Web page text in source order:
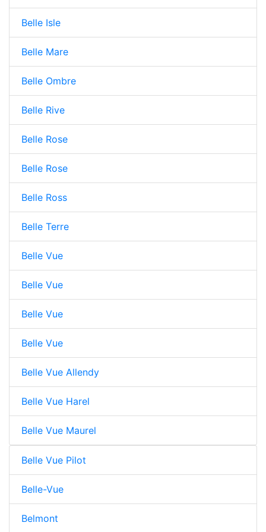
Belle Isle
Belle Mare
Belle Ombre
Belle Rive
Belle Rose
Belle Rose
Belle Ross
Belle Terre
Belle Vue
Belle Vue
Belle Vue
Belle Vue
Belle Vue Allendy
Belle Vue Harel
Belle Vue Maurel
Belle Vue Pilot
Belle-Vue
Belmont